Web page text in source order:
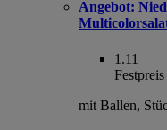
Angebot:
1.11
mit Ballen,